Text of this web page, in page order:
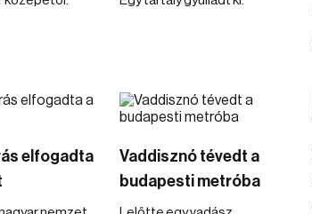
elfogadta
Vaddisznó tévedt a
budapesti metróba